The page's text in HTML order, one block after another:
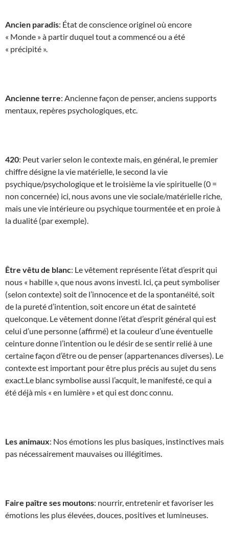
Ancien paradis: État de conscience originel où encore
« Monde » à partir duquel tout a commencé ou a été
« précipité ».
Ancienne terre: Ancienne façon de penser, anciens supports
mentaux, repères psychologiques, etc.
420: Peut varier selon le contexte mais, en général, le premier
chiffre désigne la vie matérielle, le second la vie
psychique/psychologique et le troisième la vie spirituelle (0 =
non concernée) ici, nous avons une vie sociale/matérielle riche,
mais une vie intérieure ou psychique tourmentée et en proie à
la dualité (par exemple).
Être vêtu de blanc: Le vêtement représente l’état d’esprit qui
nous « habille », que nous avons investi. Ici, ça peut symboliser
(selon contexte) soit de l’innocence et de la spontanéité, soit
de la pureté d’intention, soit encore un état de sainteté
quelconque. Le vêtement donne l’état d’esprit général qui est
celui d’une personne (affirmé) et la couleur d’une éventuelle
ceinture donne l’intention ou le désir de se sentir relié à une
certaine façon d’être ou de penser (appartenances diverses). Le
contexte est important pour être plus précis au sujet du sens
exact.Le blanc symbolise aussi l’acquit, le manifesté, ce qui a
été déjà mis « en lumière » et qui est donc connu.
Les animaux: Nos émotions les plus basiques, instinctives mais
pas nécessairement mauvaises ou illégitimes.
Faire paître ses moutons: nourrir, entretenir et favoriser les
émotions les plus élevées, douces, positives et lumineuses.